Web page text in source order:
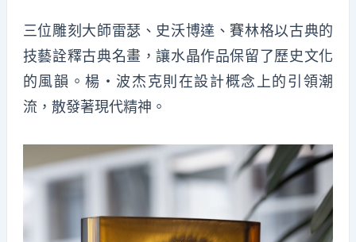
三位雕刻大師雷瑟、史沃博達、賽林格以古典的
技藝詮釋古典名畫，讓水晶作品保留了歷史文化
的風韻。楊・波杰克則在設計概念上的引領潮
流，散發著現代精神。